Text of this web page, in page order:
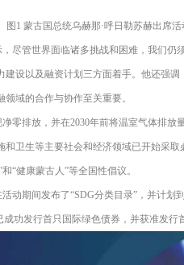
图 1 蒙古国总统乌赫那·呼日勒苏赫出席
尽管世界面临诸多挑战和困难，我们仍
建设以及融资计划三方面着手。他还强
域的合作与协作至关重要。
净零排放，并在2030年前将温室气体排放
和卫生等主要社会和经济领域已开始采
“健康蒙古人”等全国性倡议。
动期间发布了“SDG分类目录”，并计划到
功发行首只国际绿色债券，并获准发行